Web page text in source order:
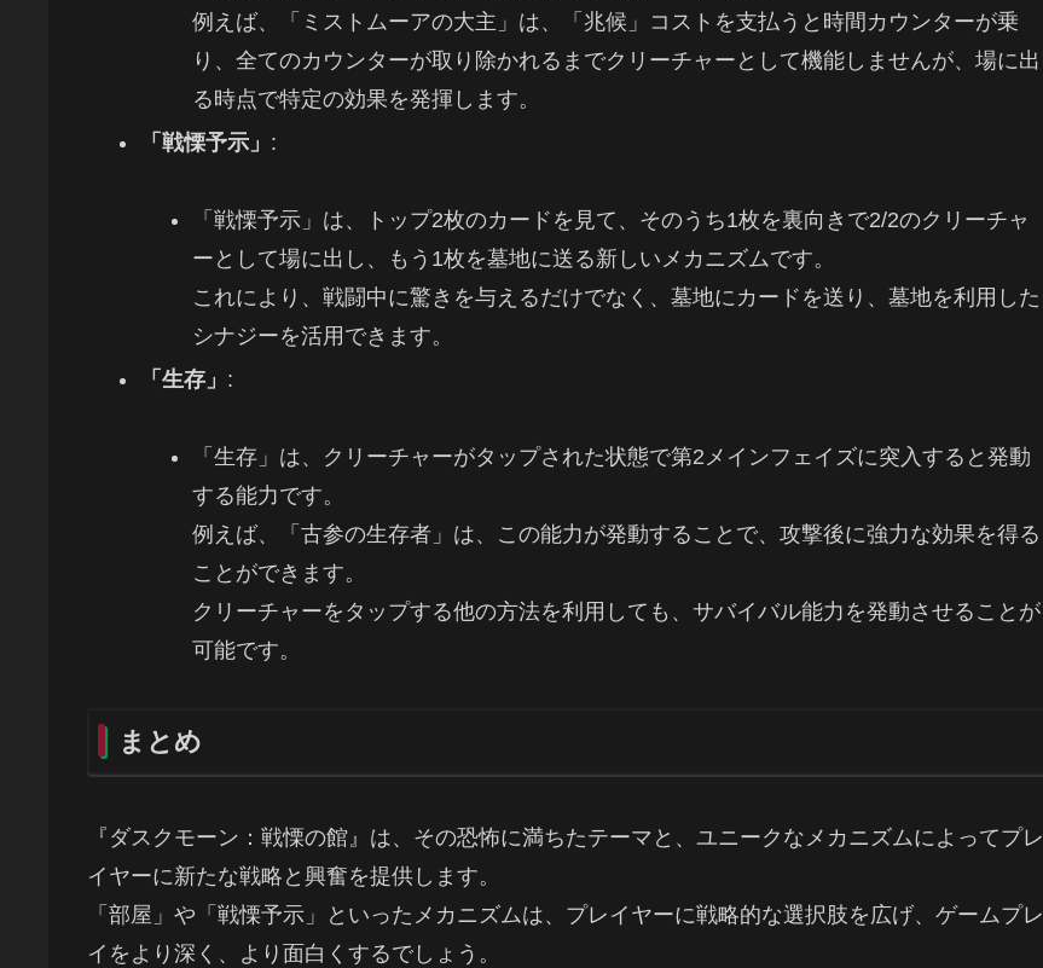
例えば、「ミストムーアの大主」は、「兆候」コストを支払うと時間カウンターが乗
り、全てのカウンターが取り除かれるまでクリーチャーとして機能しませんが、場に出
る時点で特定の効果を発揮します。
「戦慄予示」 :
「戦慄予示」は、トップ2枚のカードを見て、そのうち1枚を裏向きで2/2のクリーチャ
ーとして場に出し、もう1枚を墓地に送る新しいメカニズムです。
これにより、戦闘中に驚きを与えるだけでなく、墓地にカードを送り、墓地を利用した
シナジーを活用できます。
「生存」 :
「生存」は、クリーチャーがタップされた状態で第2メインフェイズに突入すると発動
する能力です。
例えば、「古参の生存者」は、この能力が発動することで、攻撃後に強力な効果を得る
ことができます。
クリーチャーをタップする他の方法を利用しても、サバイバル能力を発動させることが
可能です。
まとめ
『ダスクモーン：戦慄の館』は、その恐怖に満ちたテーマと、ユニークなメカニズムによってプレ
イヤーに新たな戦略と興奮を提供します。
「部屋」や「戦慄予示」といったメカニズムは、プレイヤーに戦略的な選択肢を広げ、ゲームプレ
イをより深く、より面白くするでしょう。